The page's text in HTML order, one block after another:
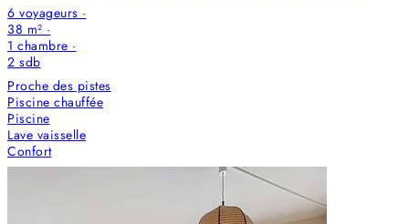
6 voyageurs ·
38 m² ·
1 chambre ·
2sdb
Proche des pistes
Piscine chauffée
Piscine
Lave vaisselle
Confort